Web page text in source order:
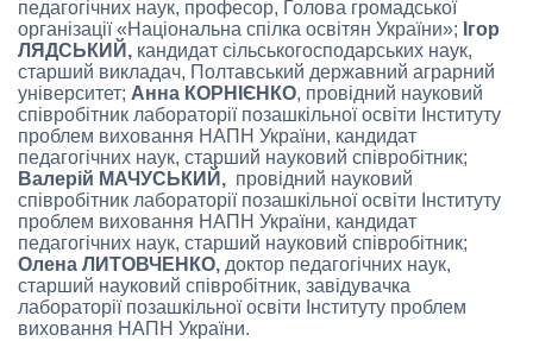
педагогічних наук, професор, Голова громадської
організації «Національна спілка освітян України»; Ігор
ЛЯДСЬКИЙ, кандидат сільськогосподарських наук,
старший викладач, Полтавський державний аграрний
університет; Анна КОРНІЄНКО, провідний науковий
співробітник лабораторії позашкільної освіти Інституту
проблем виховання НАПН України, кандидат
педагогічних наук, старший науковий співробітник;
Валерій МАЧУСЬКИЙ, провідний науковий
співробітник лабораторії позашкільної освіти Інституту
проблем виховання НАПН України, кандидат
педагогічних наук, старший науковий співробітник;
Олена ЛИТОВЧЕНКО, доктор педагогічних наук,
старший науковий співробітник, завідувачка
лабораторії позашкільної освіти Інституту проблем
виховання НАПН України.